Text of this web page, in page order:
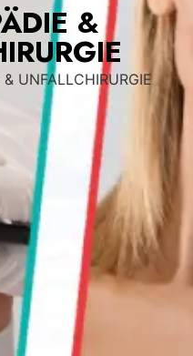
&
UNFALLCHIRURGIE